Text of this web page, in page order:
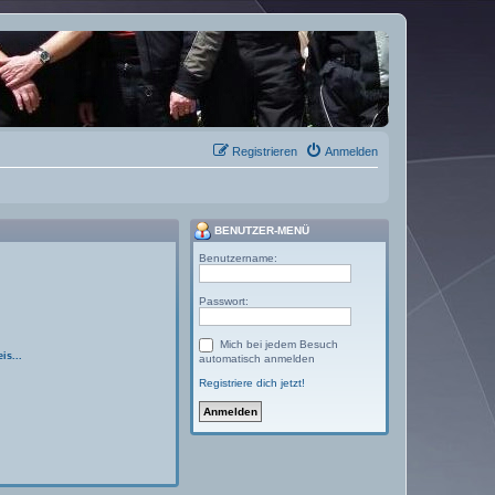
Anmelden
Registrieren
BENUTZER-MENÜ
Benutzername:
Passwort:
Mich bei jedem Besuch
automatisch anmelden
Registriere dich jetzt!